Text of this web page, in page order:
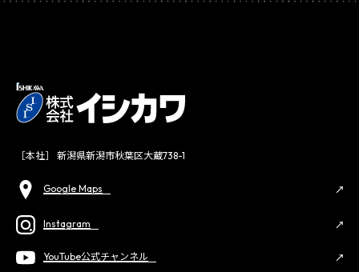
［本社］ 新潟県新潟市秋葉区大蔵738-1
Google Maps
Instagram
YouTube公式チャンネル